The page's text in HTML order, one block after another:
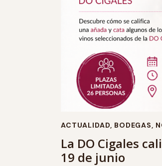
ACTUALIDAD, BODEGAS,
La DO Cigales
19 de junio